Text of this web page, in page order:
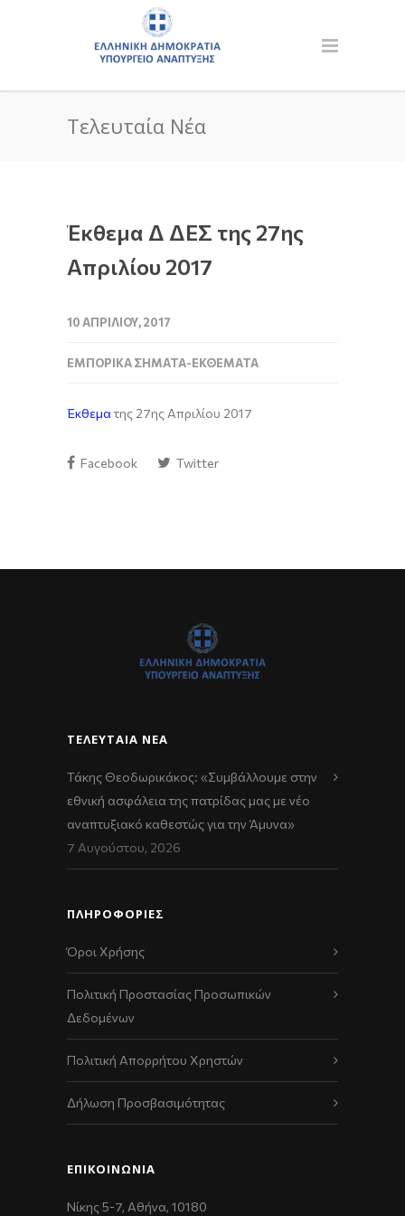
Τελευταία Νέα
Έκθεμα Δ ΔΕΣ της 27ης
Απριλίου 2017
10 ΑΠΡΙΛΊΟΥ, 2017
ΕΜΠΟΡΙΚΆ ΣΉΜΑΤΑ-ΕΚΘΈΜΑΤΑ
Έκθεμα της 27ης Απριλίου 2017
Facebook Twitter
ΤΕΛΕΥΤΑΊΑ ΝΈΑ
Τάκης Θεοδωρικάκος: «Συμβάλλουμε στην
εθνική ασφάλεια της πατρίδας μας με νέο
αναπτυξιακό καθεστώς για την Άμυνα»
7 Αυγούστου, 2026
ΠΛΗΡΟΦΟΡΙΕΣ
Όροι Χρήσης
Πολιτική Προστασίας Προσωπικών
Δεδομένων
Πολιτική Απορρήτου Χρηστών
Δήλωση Προσβασιμότητας
ΕΠΙΚΟΙΝΩΝΊΑ
Νίκης 5-7, Αθήνα, 10180